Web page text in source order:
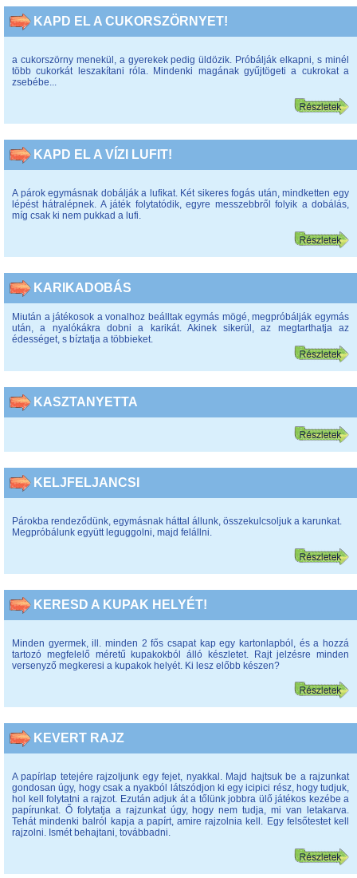
KAPD EL A CUKORSZÖRNYET!
a cukorszörny menekül, a gyerekek pedig üldözik. Próbálják elkapni, s minél
több cukorkát leszakítani róla. Mindenki magának gyűjtögeti a cukrokat a
zsebébe...
KAPD EL A VÍZI LUFIT!
A párok egymásnak dobálják a lufikat. Két sikeres fogás után, mindketten egy
lépést hátralépnek. A játék folytatódik, egyre messzebbről folyik a dobálás,
míg csak ki nem pukkad a lufi.
KARIKADOBÁS
Miután a játékosok a vonalhoz beálltak egymás mögé, megpróbálják egymás
után, a nyalókákra dobni a karikát. Akinek sikerül, az megtarthatja az
édességet, s bíztatja a többieket.
KASZTANYETTA
KELJFELJANCSI
Párokba rendeződünk, egymásnak háttal állunk, összekulcsoljuk a karunkat.
Megpróbálunk együtt leguggolni, majd felállni.
KERESD A KUPAK HELYÉT!
Minden gyermek, ill. minden 2 fős csapat kap egy kartonlapból, és a hozzá
tartozó megfelelő méretű kupakokból álló készletet. Rajt jelzésre minden
versenyző megkeresi a kupakok helyét. Ki lesz előbb készen?
KEVERT RAJZ
A papírlap tetejére rajzoljunk egy fejet, nyakkal. Majd hajtsuk be a rajzunkat
gondosan úgy, hogy csak a nyakból látszódjon ki egy icipici rész, hogy tudjuk,
hol kell folytatni a rajzot. Ezután adjuk át a tőlünk jobbra ülő játékos kezébe a
papírunkat. Ő folytatja a rajzunkat úgy, hogy nem tudja, mi van letakarva.
Tehát mindenki balról kapja a papírt, amire rajzolnia kell. Egy felsőtestet kell
rajzolni. Ismét behajtani, továbbadni.